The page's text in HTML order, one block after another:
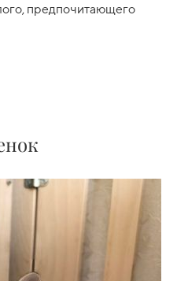
предпочитающего